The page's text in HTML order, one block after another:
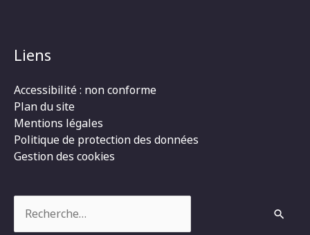
Liens
Accessibilité : non conforme
Plan du site
Mentions légales
Politique de protection des données
Gestion des cookies